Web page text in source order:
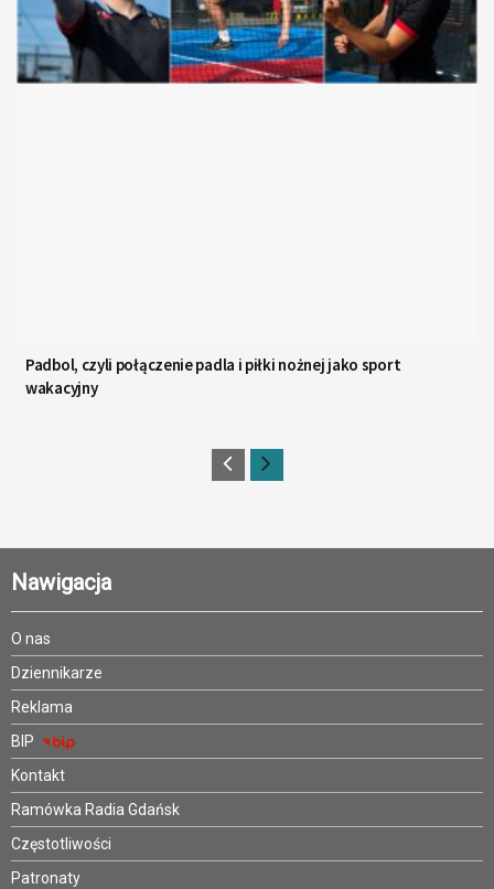
Padbol, czyli połączenie padla i piłki nożnej jako sport
wakacyjny
Nawigacja
O nas
Dziennikarze
Reklama
BIP
Kontakt
Ramówka Radia Gdańsk
Częstotliwości
Patronaty